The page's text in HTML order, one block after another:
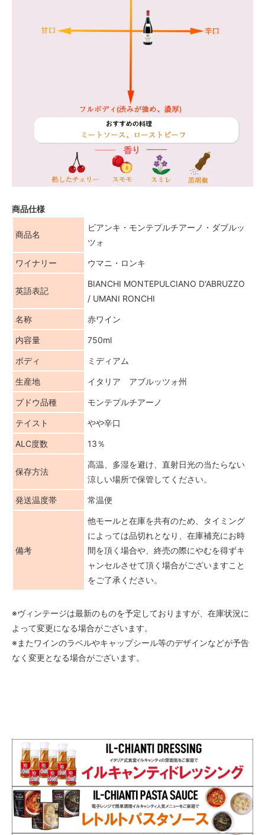
商品仕様
商品名
ビアンキ・モンテプルチアーノ・ダブルッ
ツォ
ワイナリー ウマニ・ロンキ
英語表記
BIANCHI MONTEPULCIANO D'ABRUZZO
/ UMANI RONCHI
名称 赤ワイン
内容量 750ml
ボディ ミディアム
生産地 イタリア アブルッツォ州
ブドウ品種 モンテプルチアーノ
テイスト やや辛口
ALC度数 13％
保存方法
高温、多湿を避け、直射日光の当たらない
涼しい場所で保管してください。
発送温度帯 常温便
備考
他モールと在庫を共有のため、タイミング
によっては品切れとなり、在庫補充にお時
間を頂く場合や、終売の際にやむを得ずキ
ャンセルさせて頂く場合がございますこと
をご了承ください。
※ヴィンテージは最新のものを予定しておりますが、在庫状況に
よって変更になる場合がございます。
※またワインのラベルやキャップシール等のデザインなどが予告
なく変更となる場合がございます。